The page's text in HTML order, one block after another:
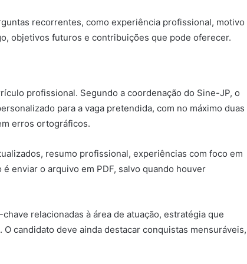
recorrentes, como experiência profissional, motivo
objetivos futuros e contribuições que pode oferecer.
profissional. Segundo a coordenação do Sine-JP, o
para a vaga pretendida, com no máximo duas
erros ortográficos.
resumo profissional, experiências com foco em
enviar o arquivo em PDF, salvo quando houver
relacionadas à área de atuação, estratégia que
candidato deve ainda destacar conquistas mensuráveis,